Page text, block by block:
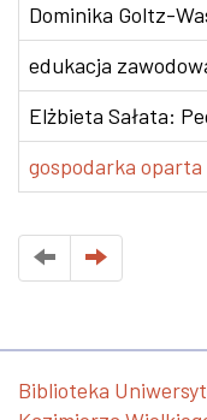
Dominika Goltz-
edukacja
Elżbieta Sałata:
gospodarka oparta
Biblioteka